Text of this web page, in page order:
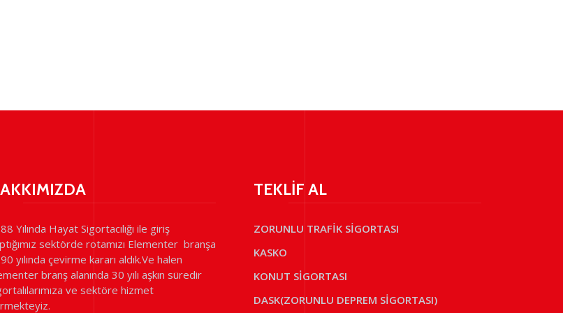
Yılında Hayat Sigortacılığı ile giriş
sektörde rotamızı Elementer branşa
yılında çevirme kararı aldık.Ve halen
branş alanında 30 yılı aşkın süredir
ve sektöre hizmet
TEKLİF AL
ZORUNLU TRAFİK SİGORTASI
KASKO
KONUT SİGORTASI
DASK(ZORUNLU DEPREM SİGORTASI)